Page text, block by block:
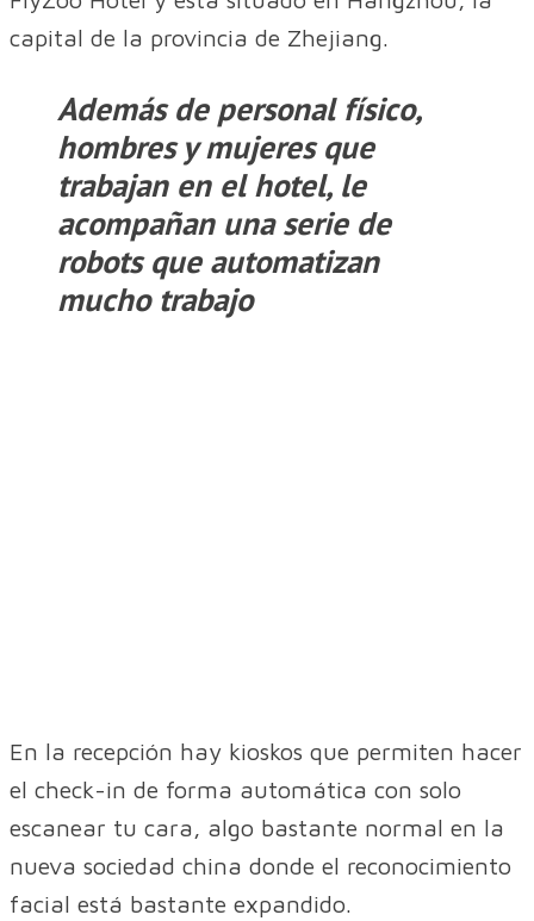
capital de la provincia de Zhejiang.
Además de personal físico,
hombres y mujeres que
trabajan en el hotel, le
acompañan una serie de
robots que automatizan
mucho trabajo
En la recepción hay kioskos que permiten hacer
el check-in de forma automática con solo
escanear tu cara, algo bastante normal en la
nueva sociedad china donde el reconocimiento
facial está bastante expandido.